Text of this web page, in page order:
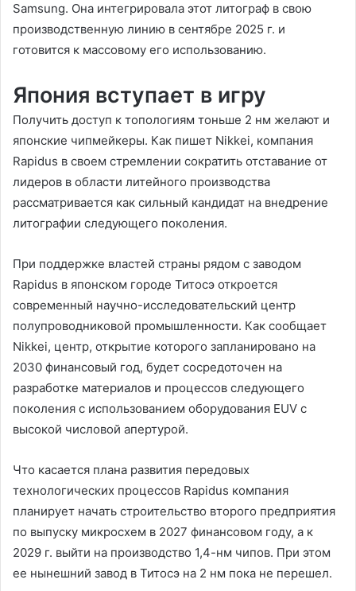
Samsung. Она интегрировала этот литограф в свою
производственную линию в сентябре 2025 г. и
готовится к массовому его использованию.
Япония вступает в игру
Получить доступ к топологиям тоньше 2 нм желают и
японские чипмейкеры. Как пишет Nikkei, компания
Rapidus в своем стремлении сократить отставание от
лидеров в области литейного производства
рассматривается как сильный кандидат на внедрение
литографии следующего поколения.
При поддержке властей страны рядом с заводом
Rapidus в японском городе Титосэ откроется
современный научно-исследовательский центр
полупроводниковой промышленности. Как сообщает
Nikkei, центр, открытие которого запланировано на
2030 финансовый год, будет сосредоточен на
разработке материалов и процессов следующего
поколения с использованием оборудования EUV с
высокой числовой апертурой.
Что касается плана развития передовых
технологических процессов Rapidus компания
планирует начать строительство второго предприятия
по выпуску микросхем в 2027 финансовом году, а к
2029 г. выйти на производство 1,4-нм чипов. При этом
ее нынешний завод в Титосэ на 2 нм пока не перешел.